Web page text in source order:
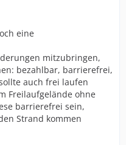
eine
mitzubringen,
bezahlbar, barrierefrei,
auch frei laufen
Freilaufgelände ohne
barrierefrei sein,
Strand kommen